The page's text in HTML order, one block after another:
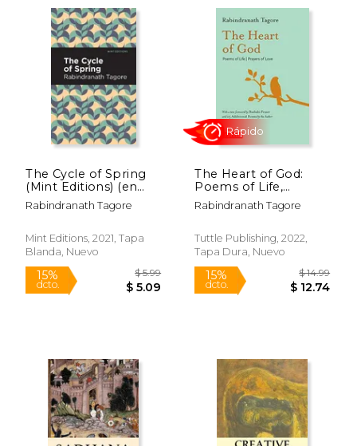
15%
dcto.
15%
dcto.
The Cycle of Spring
(Mint Editions) (en
Inglés)
Rabindranath Tagore
Mint Editions, 2021, Tapa
Blanda, Nuevo
The Heart of God:
Poems of Life,
Prayers of Love (en
Inglés)
Rabindranath Tagore
Tuttle Publishing, 2022,
Tapa Dura, Nuevo